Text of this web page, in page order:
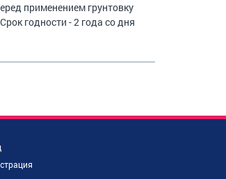
применением грунтовку
годности - 2 года со дня